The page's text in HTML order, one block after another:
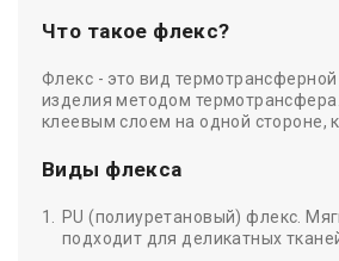
Что такое флекс?
Флекс - это вид
изделия методом
клеевым слоем на одной стороне,
Виды флекса
PU (полиуретановый) флекс.
подходит для деликатных